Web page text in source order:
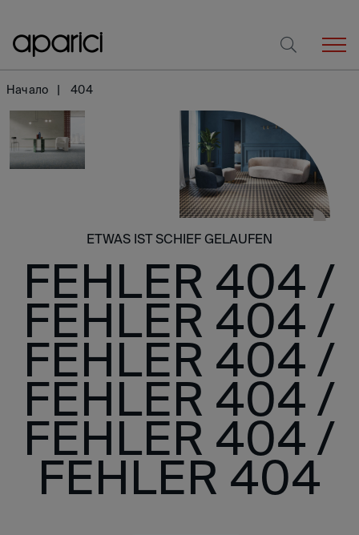
Начало 404
ETWAS IST SCHIEF GELAUFEN
FEHLER 404 /
FEHLER 404 /
FEHLER 404 /
FEHLER 404 /
FEHLER 404 /
FEHLER 404